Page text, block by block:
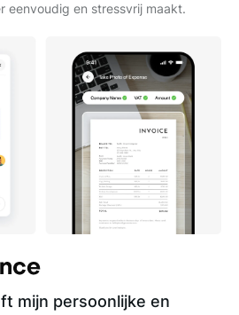
eenvoudig en stressvrij maakt.
mijn persoonlijke en